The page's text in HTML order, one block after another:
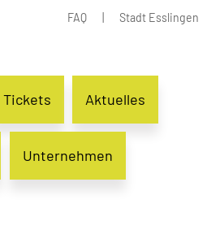
FAQ Stadt Esslingen
Tickets Aktuelles
Unternehmen